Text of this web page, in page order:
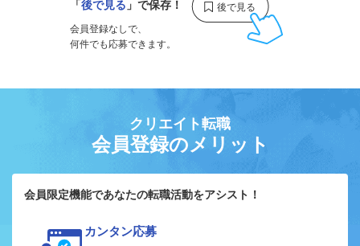
「後で見る 」で保存！
会員登録なしで、
何件でも応募できます。
クリエイト転職
会員登録のメリット
会員限定機能であなたの転職活動をアシスト！
カンタン応募